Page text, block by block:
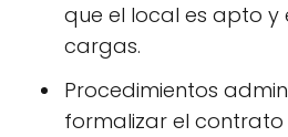
que el local es apto y
cargas.
Procedimientos
formalizar el